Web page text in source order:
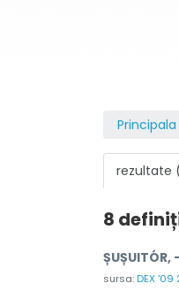
Principala
rezultate
8
ȘUȘUITÓR,
sursa:DEX '09